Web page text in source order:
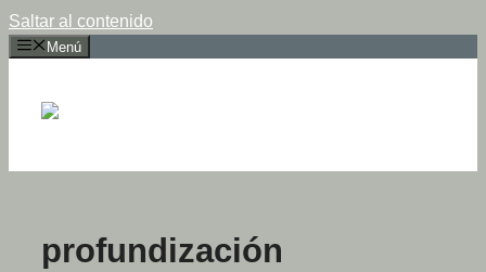
Saltar al contenido
Menú
profundización